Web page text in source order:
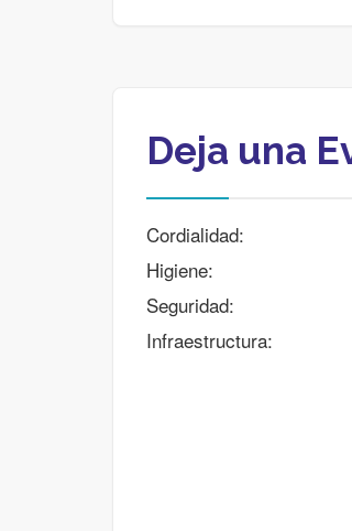
Deja una
Cordialidad:
Higiene:
Seguridad:
Infraestructura: